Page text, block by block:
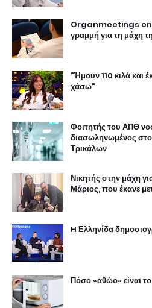
Organmeetings on
γραμμή για τη μάχη
"Ήμουν 110 κιλά και
χάσω"
Φοιτητής του ΑΠΘ
διασωληνωμένος
Τρικάλων
Νικητής στην μάχη
Μάριος, που έκανε
H Ελληνίδα
Πόσο «αθώο» είναι